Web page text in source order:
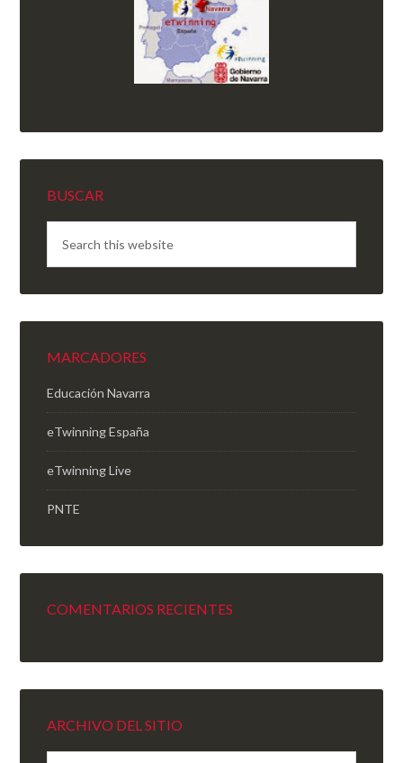
BUSCAR
MARCADORES
Educación Navarra
eTwinning España
eTwinning Live
PNTE
COMENTARIOS RECIENTES
ARCHIVO DEL SITIO